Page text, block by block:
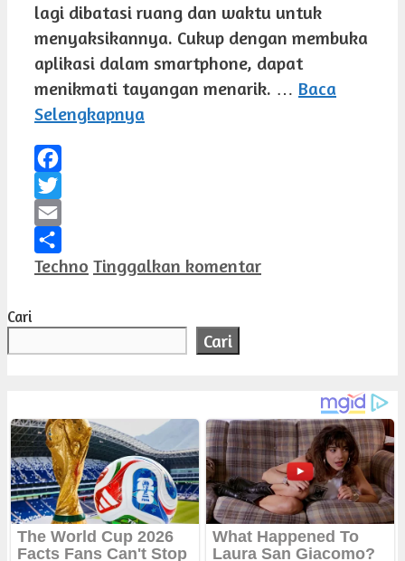
lagi dibatasi ruang dan waktu untuk
menyaksikannya. Cukup dengan membuka
aplikasi dalam smartphone, dapat
menikmati tayangan menarik. … Baca
Selengkapnya
Facebook
Twitter
Email
Share
Kategori
Techno Tinggalkan komentar
Cari
Cari